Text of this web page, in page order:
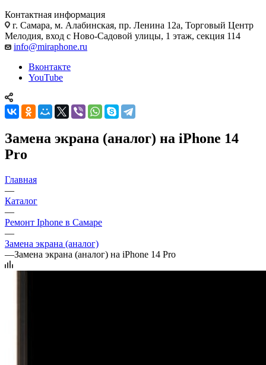
Контактная информация
г. Самара, м. Алабинская, пр. Ленина 12а, Торговый Центр
Мелодия, вход с Ново-Садовой улицы, 1 этаж, секция 114
info@miraphone.ru
Вконтакте
YouTube
Замена экрана (аналог) на iPhone 14
Pro
Главная
—
Каталог
—
Ремонт Iphone в Самаре
—
Замена экрана (аналог)
—Замена экрана (аналог) на iPhone 14 Pro